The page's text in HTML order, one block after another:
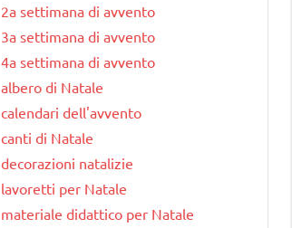
2a settimana di avvento
3a settimana di avvento
4a settimana di avvento
albero di Natale
calendari dell'avvento
canti di Natale
decorazioni natalizie
lavoretti per Natale
materiale didattico per Natale